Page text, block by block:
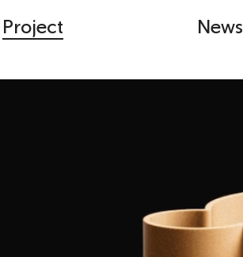
Project News